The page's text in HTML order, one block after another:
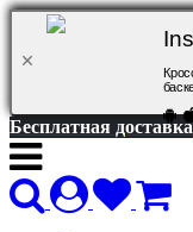
Бесплатная